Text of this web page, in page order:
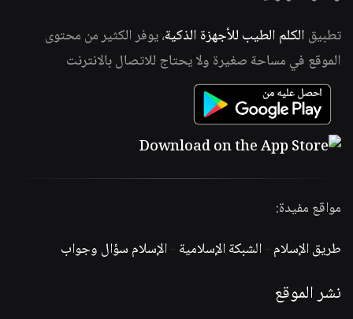
تطبيق الكلم الطيب للأجهزة الذكية، يوفر الكثير من محتوى
الموقع في مساحة صغيرة ولا يحتاج للاتصال بالانترنت
مواقع مفيدة:
طريق الإسلام -الشبكة الإسلامية -الإسلام سؤال وجواب
نشر الموقع